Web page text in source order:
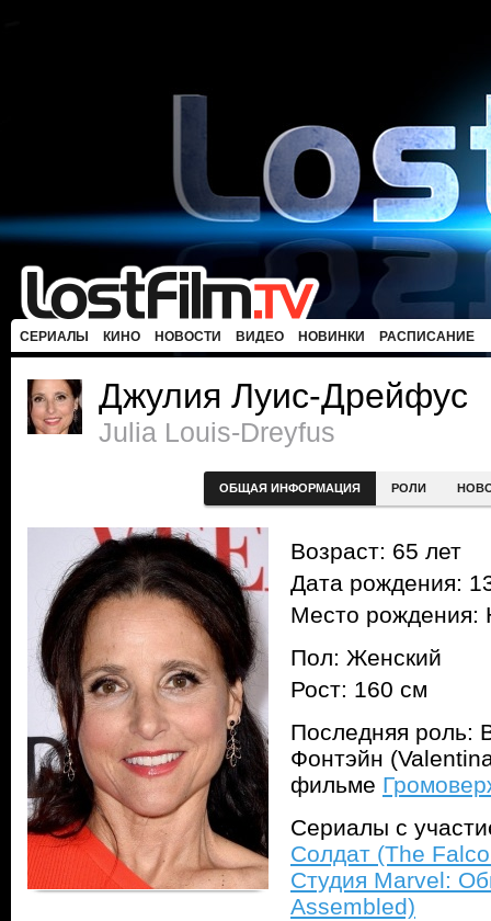
СЕРИАЛЫ КИНО НОВОСТИ ВИДЕО НОВИНКИ РАСПИСАНИЕ
Джулия Луис-Дрейфус
Julia Louis-Dreyfus
ОБЩАЯ ИНФОРМАЦИЯ РОЛИ
Возраст: 65 лет
Дата рождения:
Место
Пол: Женский
Рост: 160 см
Последняя роль:
Фонтэйн
фильме
Сериалы с
Солдат (The
Студия Marvel:
Assembled)